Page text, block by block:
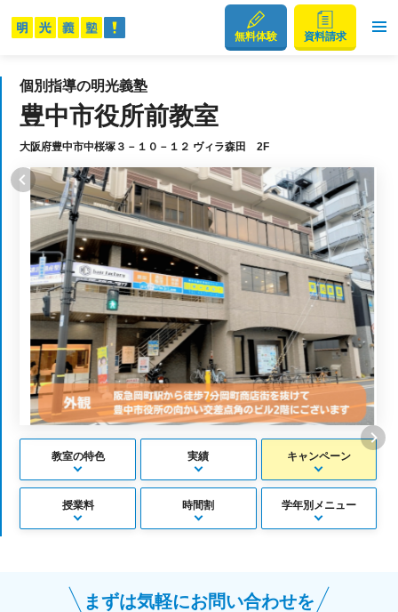
無料体験 資料請求
個別指導の明光義塾
豊中市役所前教室
大阪府豊中市中桜塚３－１０－１２ ヴィラ森田 2F
教室の特色 実績 キャンペーン
授業料 時間割 学年別メニュー
まずは気軽にお問い合わせを